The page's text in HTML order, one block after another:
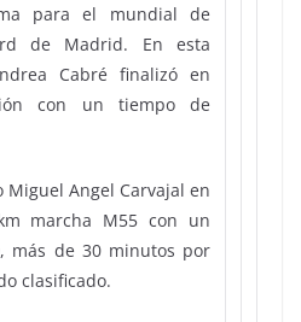
para el mundial de
de Madrid. En esta
Cabré finalizó en
con un tiempo de
Miguel Angel Carvajal en
marcha M55 con un
más de 30 minutos por
clasificado.